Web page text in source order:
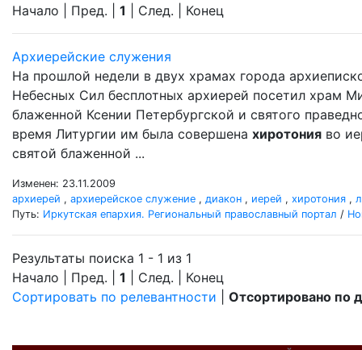
Начало | Пред. | 1 | След. | Конец
Архиерейские служения
На прошлой недели в двух храмах города
Небесных Сил бесплотных архиерей посетил храм
блаженной Ксении Петербургской и святого
время Литургии им была совершена хиротония во
святой блаженной ...
Изменен: 23.11.2009
архиерей , архиерейское служение , диакон , иерей , хиротония ,
Путь: Иркутская епархия. Региональный православный портал /
Результаты поиска 1 - 1 из 1
Начало | Пред. | 1 | След. | Конец
Сортировать по релевантности
Отсортировано по